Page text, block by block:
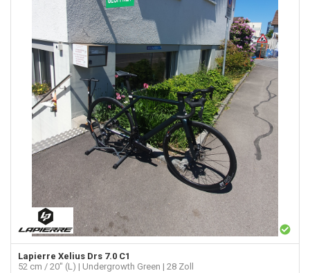
Lapierre Xelius Drs 7.0 C1
52 cm / 20" (L) | Undergrowth Green | 28 Zoll